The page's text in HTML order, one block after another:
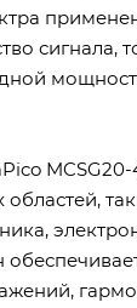
сигнала,